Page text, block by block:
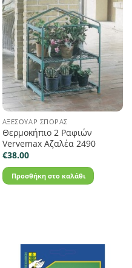
ΑΞΕΣΟΥΆΡ ΣΠΟΡΆΣ
Θερμοκήπιο 2 Ραφιών
Vervemax Αζαλέα 2490
€38.00
Προσθήκη στο καλάθι